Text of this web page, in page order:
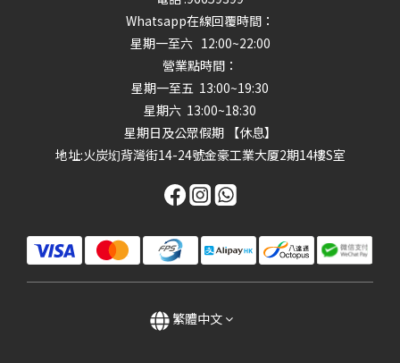
Whatsapp在線回覆時間：
星期一至六 12:00~22:00
營業點時間：
星期一至五 13:00~19:30
星期六 13:00~18:30
星期日及公眾假期 【休息】
地址:火炭㘭背灣街14-24號金豪工業大厦2期14樓S室
繁體中文